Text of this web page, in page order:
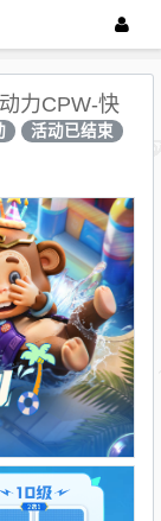
力CPW-快
活动已结束